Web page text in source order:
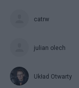
catrw
julian olech
Układ Otwarty